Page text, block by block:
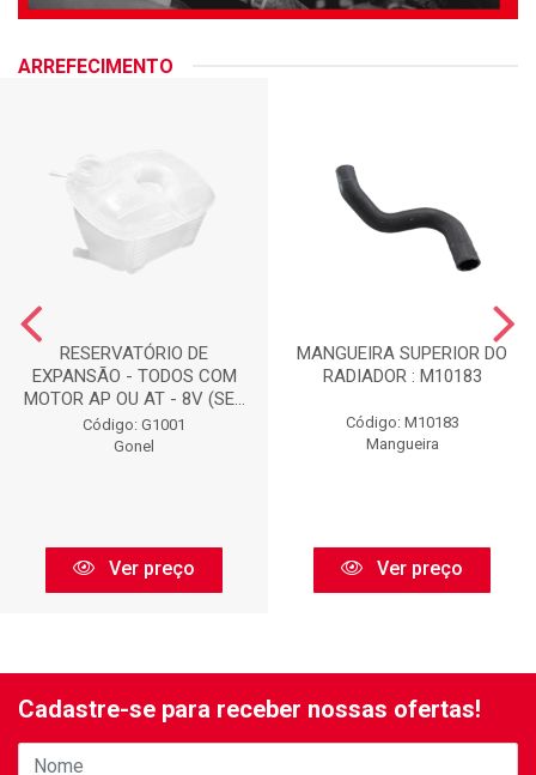
ARREFECIMENTO
RESERVATÓRIO DE
EXPANSÃO - TODOS COM
MOTOR AP OU AT - 8V (SE...
Código: G1001
Gonel
Ver preço
MANGUEIRA SUPERIOR DO
RADIADOR : M10183
Código: M10183
Mangueira
Ver preço
Cadastre-se para receber nossas ofertas!